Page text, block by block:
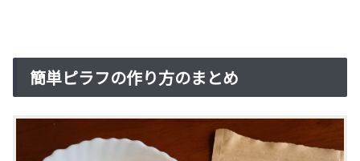
簡単ピラフの作り方のまとめ